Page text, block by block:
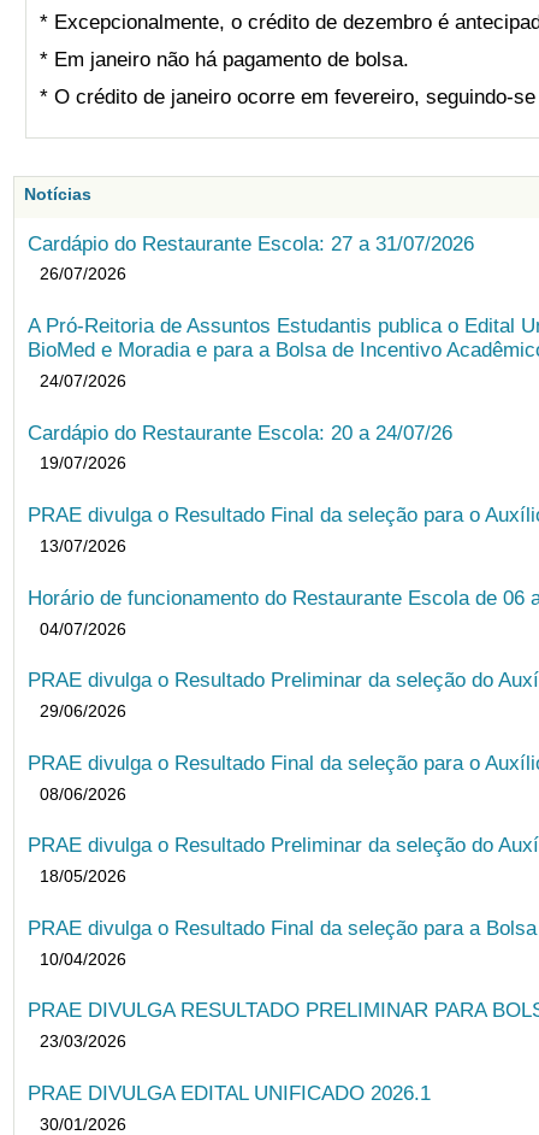
* Excepcionalmente, o crédito de dezembro é
* Em janeiro não há pagamento de bolsa.
* O crédito de janeiro ocorre em fevereiro, seguindo-
Notícias
Cardápio do Restaurante Escola: 27 a 31/07/2026
26/07/2026
A Pró-Reitoria de Assuntos Estudantis publica o Edital
BioMed e Moradia e para a Bolsa de Incentivo
24/07/2026
Cardápio do Restaurante Escola: 20 a 24/07/26
19/07/2026
PRAE divulga o Resultado Final da seleção para o
13/07/2026
Horário de funcionamento do Restaurante Escola de 06
04/07/2026
PRAE divulga o Resultado Preliminar da seleção do
29/06/2026
PRAE divulga o Resultado Final da seleção para o
08/06/2026
PRAE divulga o Resultado Preliminar da seleção do
18/05/2026
PRAE divulga o Resultado Final da seleção para a
10/04/2026
PRAE DIVULGA RESULTADO PRELIMINAR PARA
23/03/2026
PRAE DIVULGA EDITAL UNIFICADO 2026.1
30/01/2026